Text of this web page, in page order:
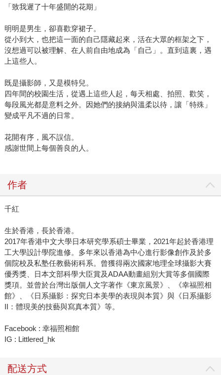
「致我遲了十年盛開的花期」
明明是男生，卻喜歡穿裙子。
從小到大，也把這一面的自己隱藏起來，活在大眾的框架之下，
沒想過可以被理解、在人前自由地成為「自己」。直到這裏，遇
上這些人。
既是攝影師，又是模特兒。
四年間的校園生活，從遇上這些人起，每天相處、拍照、歡笑，
每段風光都是意料之外。因她們的接納與溫柔以待，讓「特殊」
變成平凡不過的日常。
花開有序，風不誤信。
感謝世間上每個善良的人。
作者
千紅
生於香港，長於香港。
2017年香港中文大學日本研究學系碩士畢業，2021年起於香港理
工大學設計學院進修。多年來以香港為中心進行影像創作及於多
個院校及私塾任教藝術科系。曾獲得兩次國家地理全球攝影大賽
優秀獎、日本文部科學大臣賞及ADAA動畫組別大賞等多個國際
獎項。並曾於台灣出版個人文字著作《東京風景》、《幸福照相
館》、《日系攝影：探究日本美學的表現與本質》與《日系攝影
II：體現美的技藝與寫真本質》等。
Facebook : 幸福照相館
IG : Littlered_hk
配送方式